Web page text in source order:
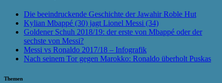
Die beeindruckende Geschichte der Jawahir Roble Hut
Kylian Mbappé (30) jagt Lionel Messi (34)
Goldener Schuh 2018/19: der erste von Mbappé oder der
sechste von Messi?
Messi vs Ronaldo 2017/18 – Infografik
Nach seinem Tor gegen Marokko: Ronaldo überholt Puskas
Themen